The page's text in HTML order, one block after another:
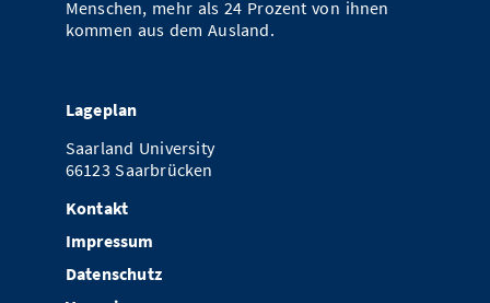
Menschen, mehr als 24 Prozent von ihnen
kommen aus dem Ausland.
Lageplan
Saarland University
66123 Saarbrücken
Kontakt
Impressum
Datenschutz